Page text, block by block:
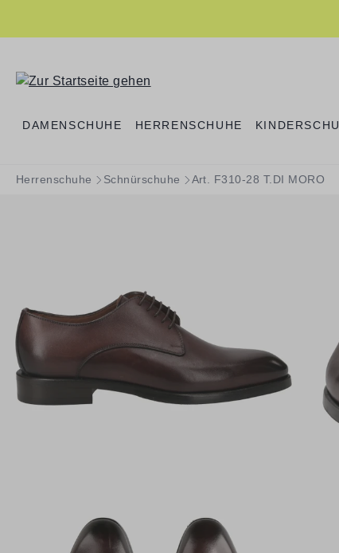
DAMENSCHUHE HERRENSCHUHE
Herrenschuhe Schnürschuhe Art. F310-28 T.DI MORO